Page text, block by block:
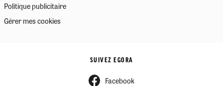
Politique publicitaire
Gérer mes cookies
SUIVEZ EGORA
Facebook